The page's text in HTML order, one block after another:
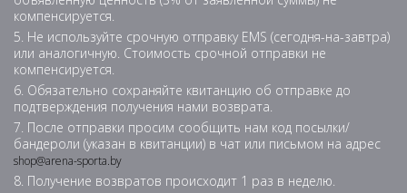
компенсируется.
Не используйте срочную отправку EMS (сегодня-на-завтра)
или аналогичную. Стоимость срочной отправки не
компенсируется.
Обязательно сохраняйте квитанцию об отправке до
подтверждения получения нами возврата.
После отправки просим сообщить нам код посылки/
бандероли (указан в квитанции) в чат или письмом на адрес
shop@arena-sporta.by
Получение возвратов происходит 1 раз в неделю.